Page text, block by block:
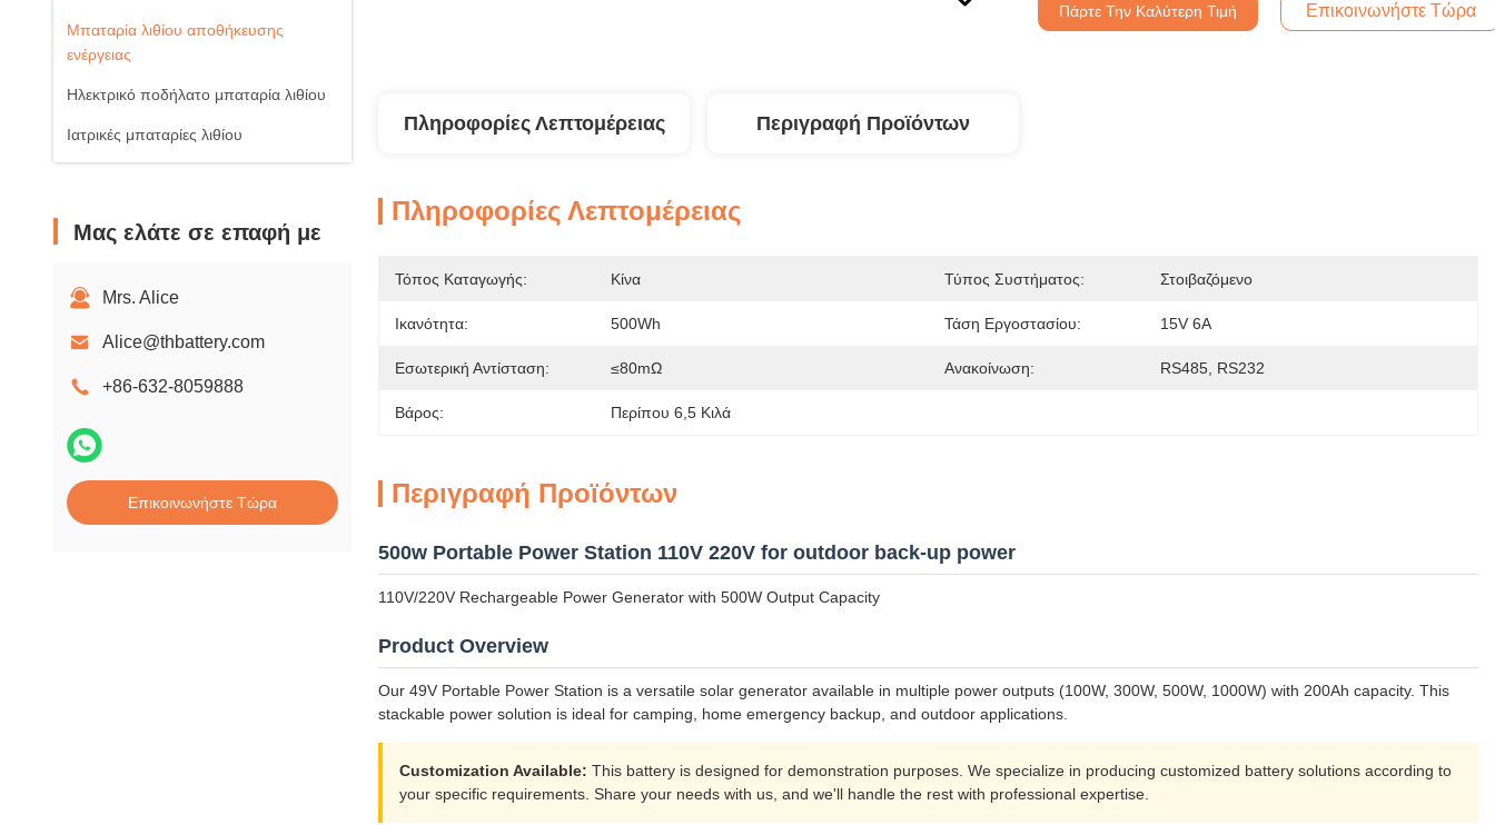
Μπαταρία λιθίου αποθήκευσης
ενέργειας
Ηλεκτρικό ποδήλατο μπαταρία λιθίου
Ιατρικές μπαταρίες λιθίου
Μας ελάτε σε επαφή με
Mrs. Alice
Alice@thbattery.com
+86-632-8059888
Επικοινωνήστε Τώρα
Πάρτε Την Καλύτερη Τιμή Επικοινωνήστε Τώρα
Πληροφορίες Λεπτομέρειας Περιγραφή Προϊόντων
Πληροφορίες Λεπτομέρειας
Τόπος Καταγωγής: Κίνα Τύπος Συστήματος: Στοιβαζόμενο
Ικανότητα: 500Wh Τάση Εργοστασίου: 15V 6A
Εσωτερική Αντίσταση: ≤80mΩ Ανακοίνωση: RS485, RS232
Βάρος: Περίπου 6,5 Κιλά
Περιγραφή Προϊόντων
500w Portable Power Station 110V 220V for outdoor back-up power
110V/220V Rechargeable Power Generator with 500W Output Capacity
Product Overview
Our 49V Portable Power Station is a versatile solar generator available in multiple power outputs (100W, 300W, 500W, 1000W) with 200Ah capacity. This
stackable power solution is ideal for camping, home emergency backup, and outdoor applications.
Customization Available: This battery is designed for demonstration purposes. We specialize in producing customized battery solutions according to
your specific requirements. Share your needs with us, and we'll handle the rest with professional expertise.